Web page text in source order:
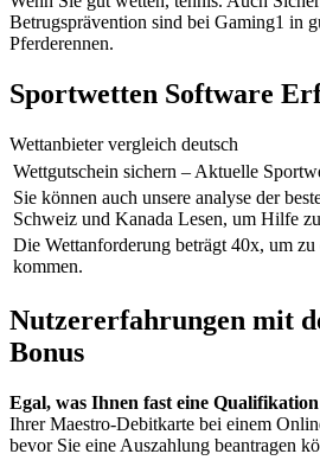
Betrugsprävention sind bei Gaming1 in
Pferderennen.
Sportwetten Software
Wettanbieter vergleich deutsch
Wettgutschein sichern – Aktuelle
Sie können auch unsere analyse der
Schweiz und Kanada Lesen, um Hilfe
Die Wettanforderung beträgt 40x, um zu
kommen.
Nutzererfahrungen mit
Bonus
Egal, was Ihnen fast eine
Ihrer Maestro-Debitkarte bei einem
bevor Sie eine Auszahlung beantragen